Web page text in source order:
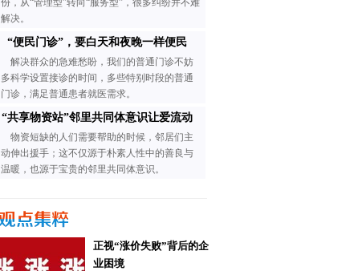
份，从“管理型”转向“服务型”，很多纠纷并不难
解决。
“便民门诊”，要白天和夜晚一样便民
解决群众的急难愁盼，我们的普通门诊不妨
多科学设置接诊的时间，多些特别时段的普通
门诊，满足普通患者就医需求。
“共享物资站”邻里共同体意识让爱流动
物资短缺的人们需要帮助的时候，邻居们主
动伸出援手；这不仅源于朴素人性中的善良与
温暖，也源于宝贵的邻里共同体意识。
正视“涨价失败”背后的企
业困境